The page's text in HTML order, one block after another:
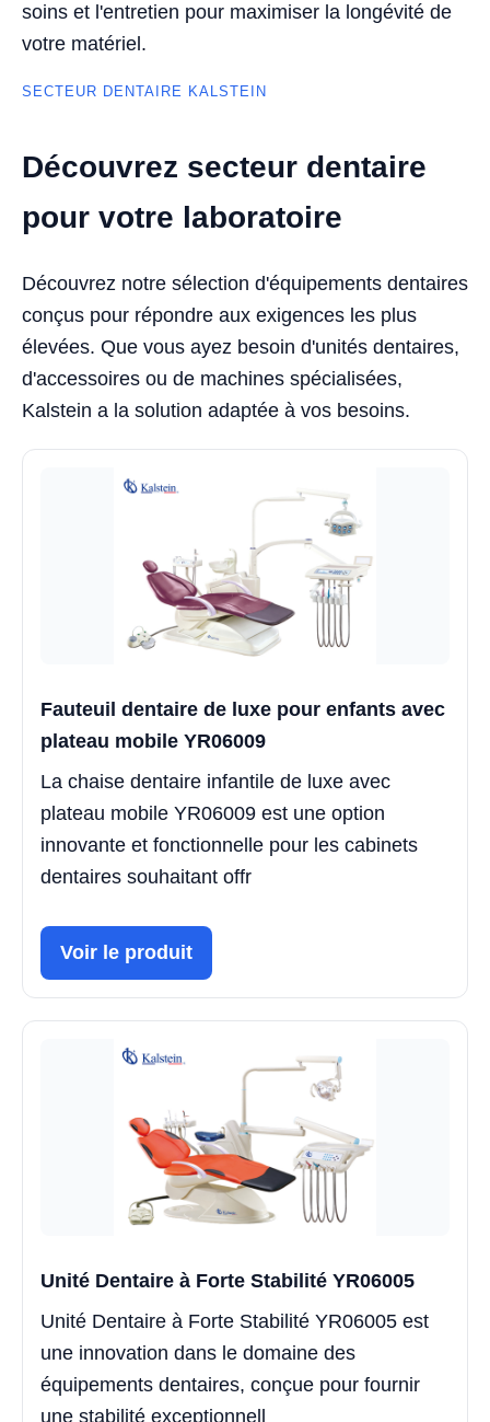
soins et l'entretien pour maximiser la longévité de
votre matériel.
SECTEUR DENTAIRE KALSTEIN
Découvrez secteur dentaire
pour votre laboratoire
Découvrez notre sélection d'équipements dentaires
conçus pour répondre aux exigences les plus
élevées. Que vous ayez besoin d'unités dentaires,
d'accessoires ou de machines spécialisées,
Kalstein a la solution adaptée à vos besoins.
Fauteuil dentaire de luxe pour enfants avec
plateau mobile YR06009
La chaise dentaire infantile de luxe avec
plateau mobile YR06009 est une option
innovante et fonctionnelle pour les cabinets
dentaires souhaitant offr
Voir le produit
Unité Dentaire à Forte Stabilité YR06005
Unité Dentaire à Forte Stabilité YR06005 est
une innovation dans le domaine des
équipements dentaires, conçue pour fournir
une stabilité exceptionnell